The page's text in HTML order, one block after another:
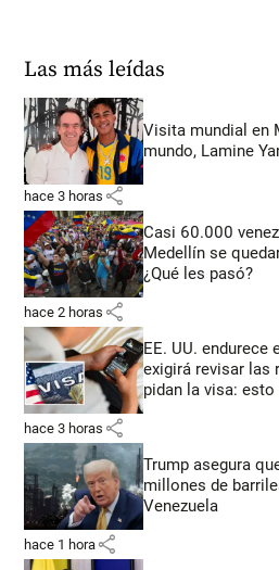
Las más leídas
Visita mundial en
mundo, Lamine
hace 3 horas share
Casi 60.000
Medellín se
¿Qué les pasó?
hace 2 horas share
EE. UU.
exigirá revisar las
pidan la visa: esto
hace 3 horas share
Trump asegura
millones de
Venezuela
hace 1 hora share